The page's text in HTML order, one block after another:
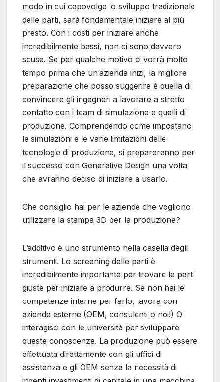
modo in cui capovolge lo sviluppo tradizionale
delle parti, sarà fondamentale iniziare al più
presto. Con i costi per iniziare anche
incredibilmente bassi, non ci sono davvero
scuse. Se per qualche motivo ci vorrà molto
tempo prima che un’azienda inizi, la migliore
preparazione che posso suggerire è quella di
convincere gli ingegneri a lavorare a stretto
contatto con i team di simulazione e quelli di
produzione. Comprendendo come impostano
le simulazioni e le varie limitazioni delle
tecnologie di produzione, si prepareranno per
il successo con Generative Design una volta
che avranno deciso di iniziare a usarlo.
Che consiglio hai per le aziende che vogliono
utilizzare la stampa 3D per la produzione?
L’additivo è uno strumento nella casella degli
strumenti. Lo screening delle parti è
incredibilmente importante per trovare le parti
giuste per iniziare a produrre. Se non hai le
competenze interne per farlo, lavora con
aziende esterne (OEM, consulenti o noi!) O
interagisci con le università per sviluppare
queste conoscenze. La produzione può essere
effettuata direttamente con gli uffici di
assistenza e gli OEM senza la necessità di